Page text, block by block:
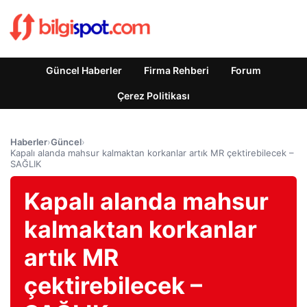
Güncel Haberler Firma Rehberi Forum
Çerez Politikası
Haberler›Güncel›
Kapalı alanda mahsur kalmaktan korkanlar artık MR çektirebilecek –
SAĞLIK
Kapalı alanda mahsur
kalmaktan korkanlar
artık MR
çektirebilecek –